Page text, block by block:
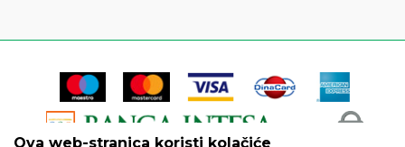
Ova web-stranica koristi kolačiće